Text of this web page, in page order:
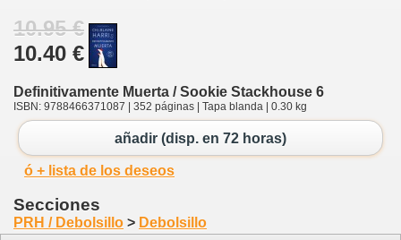
10.95 €
10.40 €
Definitivamente Muerta / Sookie Stackhouse 6
ISBN: 9788466371087 | 352 páginas | Tapa blanda | 0.30 kg
añadir (disp. en 72 horas)
ó + lista de los deseos
Secciones
PRH / Debolsillo > Debolsillo